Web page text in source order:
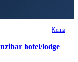
Kenia
hotel/lodge